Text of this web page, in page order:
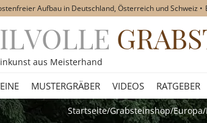
Aufbau in Deutschland, Österreich und Schweiz
Kontakt
aus Meisterhand
MUSTERGRÄBER VIDEOS RATGEBER
Startseite/Grabsteinshop/Europa/